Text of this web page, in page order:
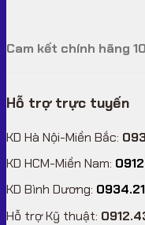
Cam kết chính hãng
Hỗ trợ trực tuyến
KD Hà Nội-Miền Bắc:
KD HCM-Miền Nam:
KD Bình Dương:
Hỗ trợ Kỹ thuật: